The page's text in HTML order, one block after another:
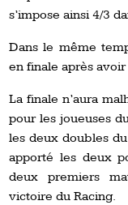
s’impose ainsi 4/3
Dans le même
en finale après
La finale n’aura
pour les joueuses
les deux doubles
apporté les deux
deux premiers
victoire du Racing.